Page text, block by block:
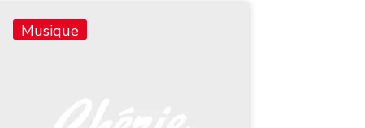
Musique